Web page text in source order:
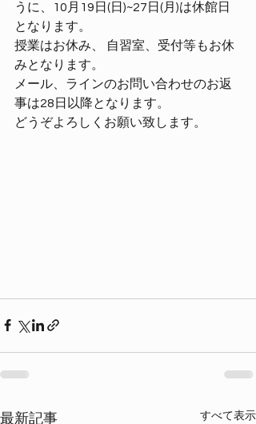
うに、10月19日(日)~27日(月)は休館日
となります。
授業はお休み、 自習室、受付等もお休
みとなります。
メール、ラインのお問い合わせのお返
事は28日以降となります。
どうぞよろしくお願い致します。
最新記事 すべて表示